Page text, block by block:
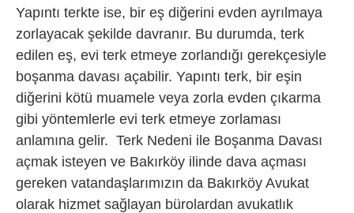
Yapıntı terkte ise, bir eş diğerini evden ayrılmaya
zorlayacak şekilde davranır. Bu durumda, terk
edilen eş, evi terk etmeye zorlandığı gerekçesiyle
boşanma davası açabilir. Yapıntı terk, bir eşin
diğerini kötü muamele veya zorla evden çıkarma
gibi yöntemlerle evi terk etmeye zorlaması
anlamına gelir. Terk Nedeni ile Boşanma Davası
açmak isteyen ve Bakırköy ilinde dava açması
gereken vatandaşlarımızın da Bakırköy Avukat
olarak hizmet sağlayan bürolardan avukatlık